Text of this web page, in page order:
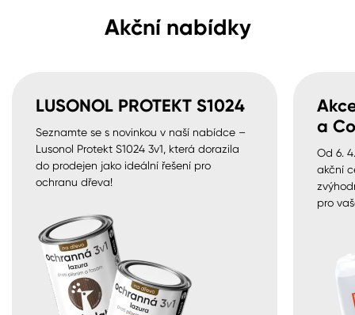
Akční nabídky
LUSONOL PROTEKT S1024
Seznamte se s novinkou v naší nabídce –
Lusonol Protekt S1024 3v1, která dorazila
do prodejen jako ideální řešení pro
ochranu dřeva!
a
Od 6.
akční
pro